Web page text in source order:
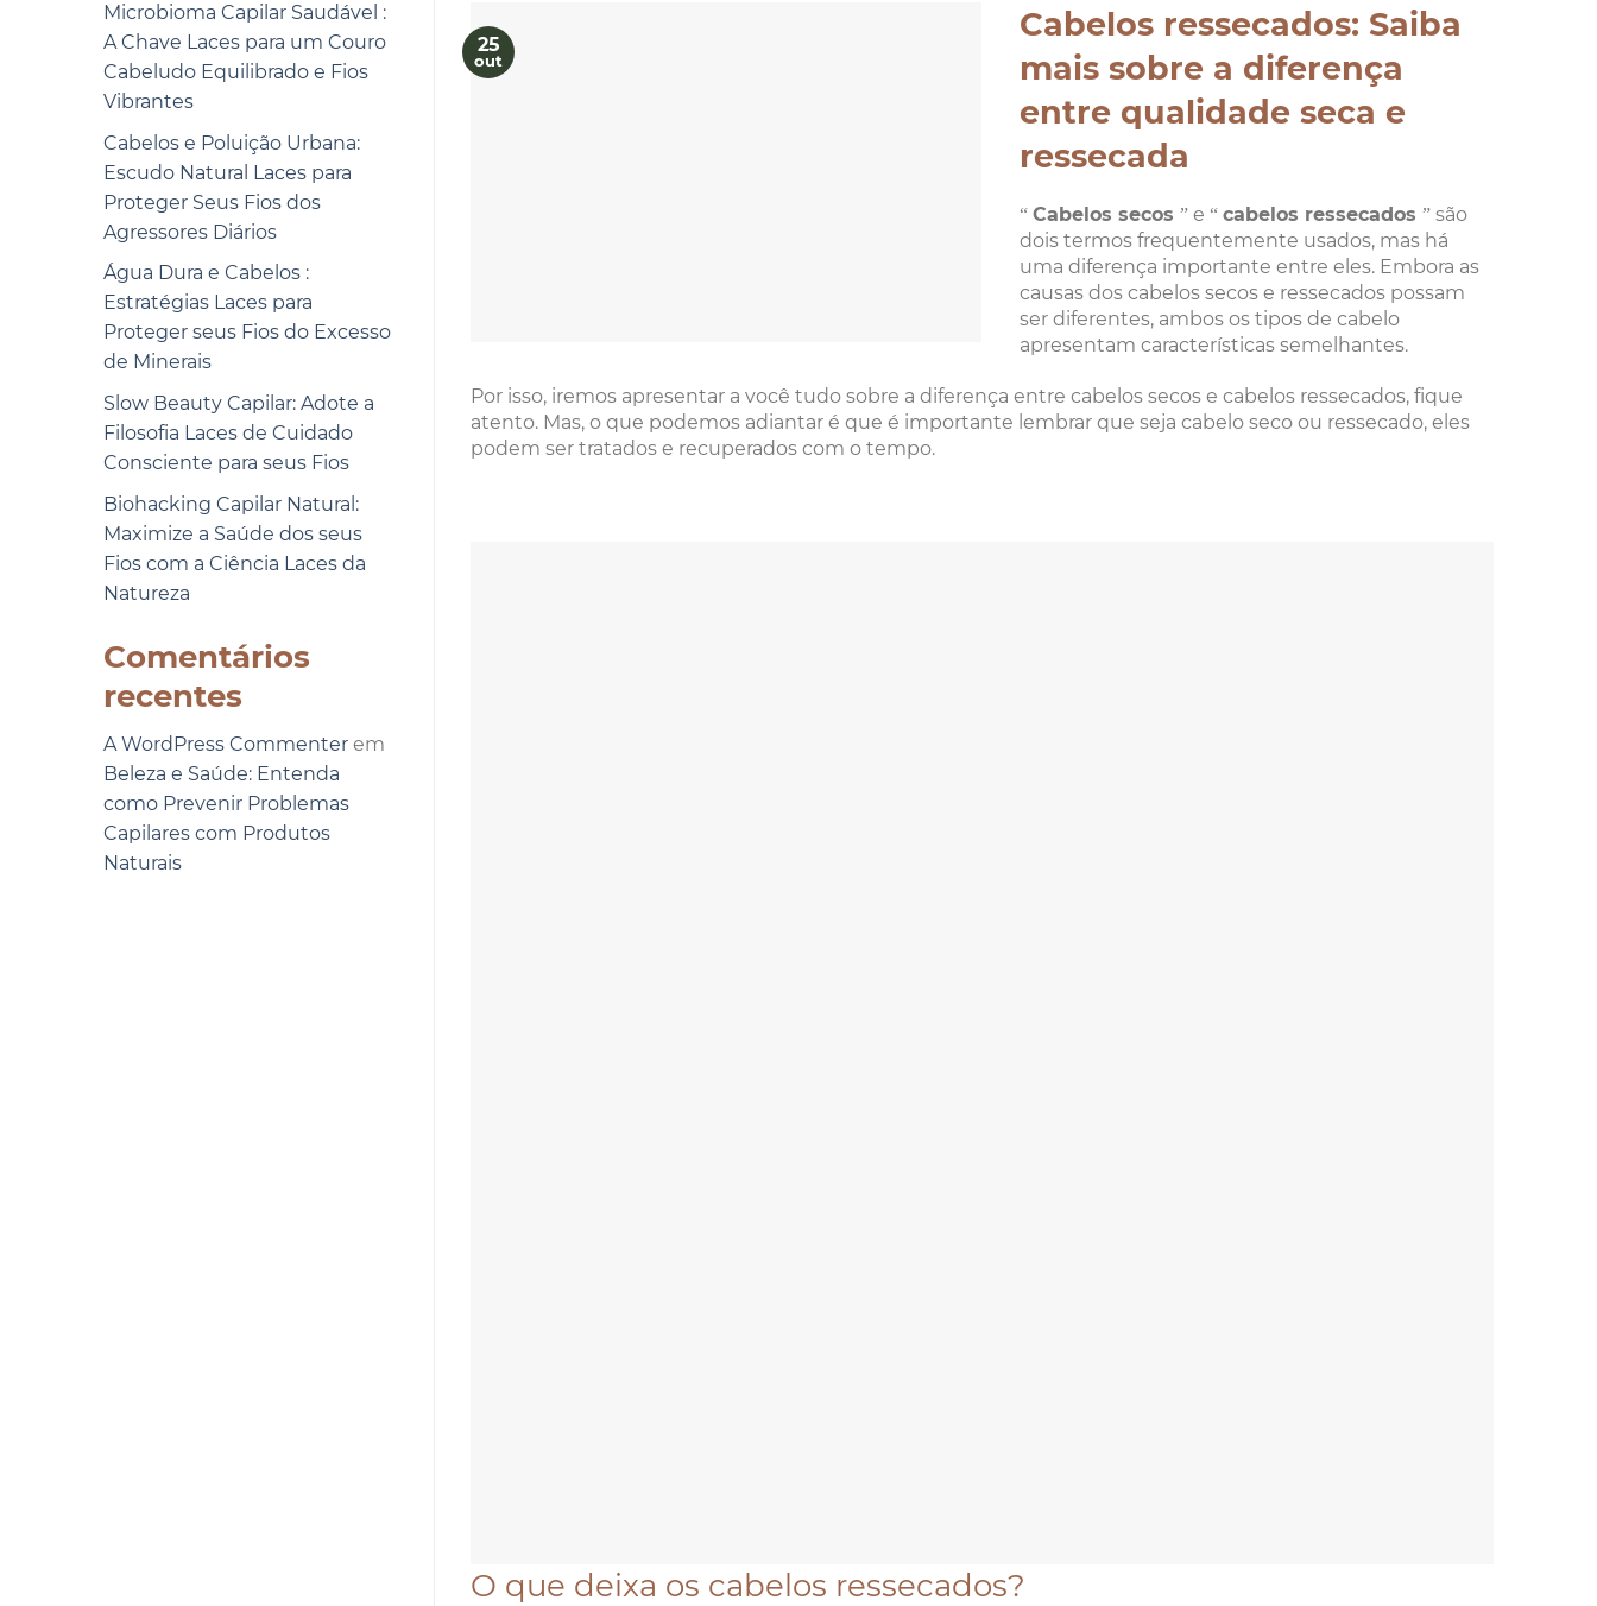
Microbioma Capilar Saudável :
A Chave Laces para um Couro
Cabeludo Equilibrado e Fios
Vibrantes
Cabelos e Poluição Urbana:
Escudo Natural Laces para
Proteger Seus Fios dos
Agressores Diários
Água Dura e Cabelos :
Estratégias Laces para
Proteger seus Fios do Excesso
de Minerais
Slow Beauty Capilar: Adote a
Filosofia Laces de Cuidado
Consciente para seus Fios
Biohacking Capilar Natural:
Maximize a Saúde dos seus
Fios com a Ciência Laces da
Natureza
Comentários
recentes
A WordPress Commenter em
Beleza e Saúde: Entenda
como Prevenir Problemas
Capilares com Produtos
Naturais
25
out
Cabelos ressecados: Saiba
mais sobre a diferença
entre qualidade seca e
ressecada
“Cabelos secos” e “cabelos ressecados” são
dois termos frequentemente usados, mas há
uma diferença importante entre eles. Embora as
causas dos cabelos secos e ressecados possam
ser diferentes, ambos os tipos de cabelo
apresentam características semelhantes.
Por isso, iremos apresentar a você tudo sobre a diferença entre cabelos secos e cabelos ressecados, fique
atento. Mas, o que podemos adiantar é que é importante lembrar que seja cabelo seco ou ressecado, eles
podem ser tratados e recuperados com o tempo.
O que deixa os cabelos ressecados?